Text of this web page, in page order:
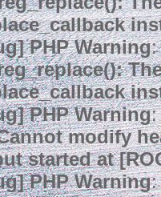
PHP Warning:
PHP Warning:
modify
started at
PHP Warning: